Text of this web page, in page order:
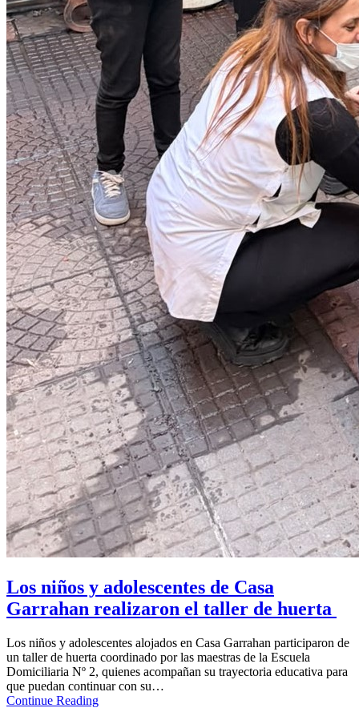
Los niños y adolescentes de Casa
Garrahan realizaron el taller de huerta
Los niños y adolescentes alojados en Casa Garrahan participaron de
un taller de huerta coordinado por las maestras de la Escuela
Domiciliaria Nº 2, quienes acompañan su trayectoria educativa para
que puedan continuar con su…
Continue Reading